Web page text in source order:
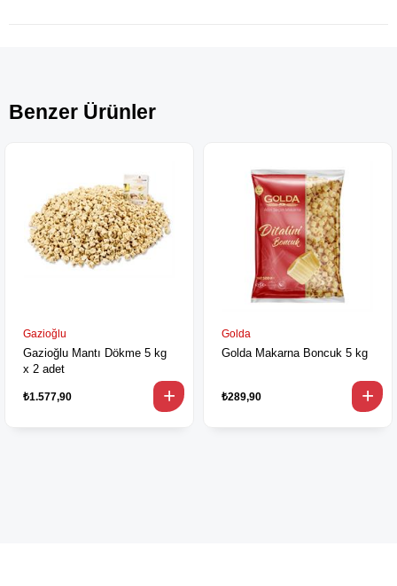
Benzer Ürünler
Gazioğlu
Gazioğlu Mantı Dökme 5 kg
x 2 adet
₺1.577,90
Golda
Golda Makarna Boncuk 5 kg
₺289,90